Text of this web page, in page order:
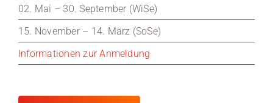
02. Mai – 30. September (WiSe)
15. November – 14. März (SoSe)
Informationen zur Anmeldung